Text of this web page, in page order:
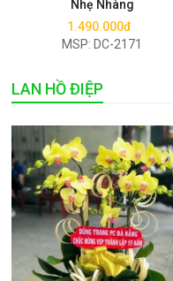
Nhẹ Nhàng
1.490.000đ
MSP: DC-2171
LAN HỒ ĐIỆP